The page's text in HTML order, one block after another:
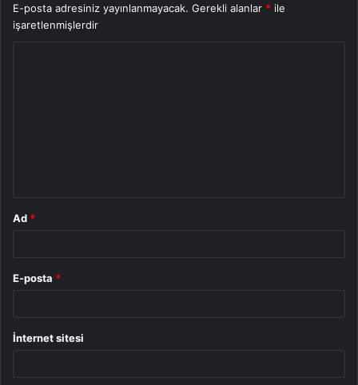
E-posta adresiniz yayınlanmayacak. Gerekli alanlar * ile
işaretlenmişlerdir
Ad *
E-posta *
İnternet sitesi